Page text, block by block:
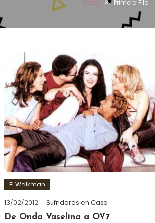
Home Primera Fila
El Walkman
13/02/2012
Sufridores en Casa
De Onda Vaselina a OV7